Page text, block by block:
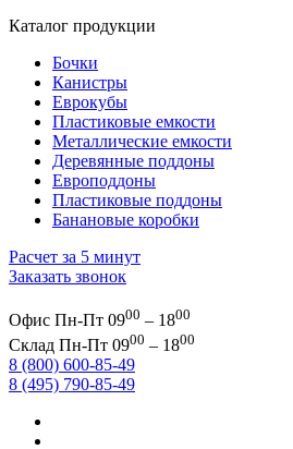
Каталог продукции
Бочки
Канистры
Еврокубы
Пластиковые емкости
Металлические емкости
Деревянные поддоны
Европоддоны
Пластиковые поддоны
Банановые коробки
Расчет за 5 минут
Заказать звонок
Офис Пн-Пт 0900 – 1800
Склад Пн-Пт 0900 – 1800
8 (800) 600-85-49
8 (495) 790-85-49